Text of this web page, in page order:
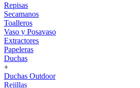
Repisas
Secamanos
Toalleros
Vaso y Posavaso
Extractores
Papeleras
Duchas
+
Duchas Outdoor
Rejillas